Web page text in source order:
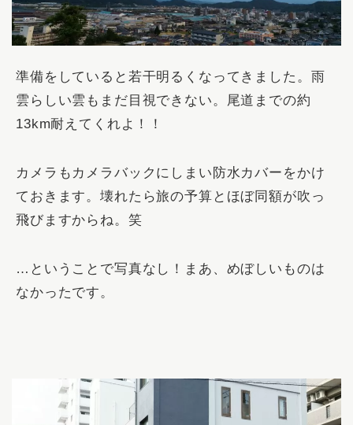
準備をしていると若干明るくなってきました。雨
雲らしい雲もまだ目視できない。尾道までの約
13km耐えてくれよ！！
カメラもカメラバックにしまい防水カバーをかけ
ておきます。壊れたら旅の予算とほぼ同額が吹っ
飛びますからね。笑
…ということで写真なし！まあ、めぼしいものは
なかったです。